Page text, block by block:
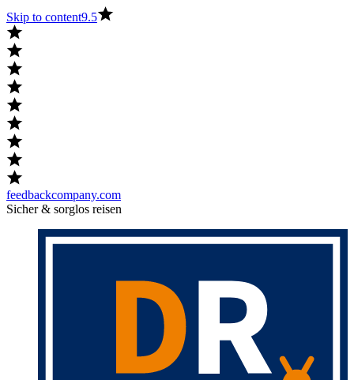
Skip to content9.5
feedbackcompany.com
Sicher & sorglos reisen